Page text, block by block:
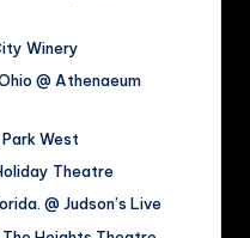
Winery
@ Athenaeum
West
Theatre
@ Judson’s Live